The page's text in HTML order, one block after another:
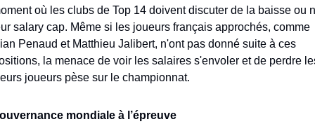
où les clubs de Top 14 doivent discuter de la baisse ou
salary cap. Même si les joueurs français approchés, comme
Penaud et Matthieu Jalibert, n'ont pas donné suite à ces
la menace de voir les salaires s'envoler et de perdre
joueurs pèse sur le championnat.
mondiale à l’épreuve